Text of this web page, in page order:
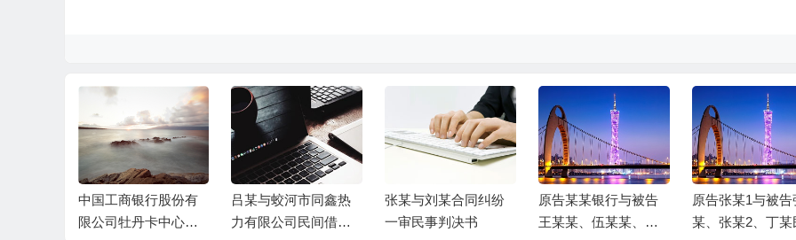
中国工商银行股份有
限公司牡丹卡中心长
吕某与蛟河市同鑫热
力有限公司民间借贷
张某与刘某合同纠纷
一审民事判决书
原告某某银行与被告
王某某、伍某某、被
原告张某1与被告
某、张某2、丁某